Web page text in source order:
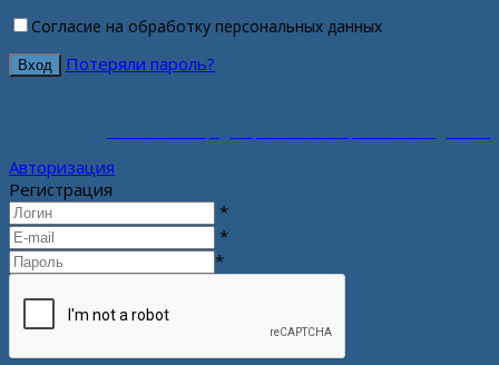
Согласие на обработку персональных данных
Потеряли пароль?
Авторизация
Регистрация
*
*
*